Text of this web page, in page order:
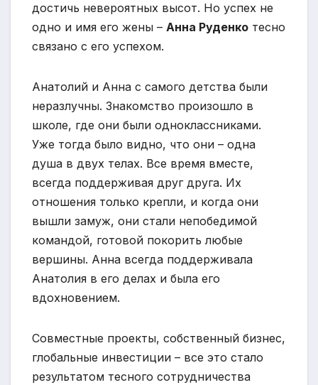
достичь невероятных высот. Но успех не
одно и имя его жены – Анна Руденко тесно
связано с его успехом.
Анатолий и Анна с самого детства были
неразлучны. Знакомство произошло в
школе, где они были одноклассниками.
Уже тогда было видно, что они – одна
душа в двух телах. Все время вместе,
всегда поддерживая друг друга. Их
отношения только крепли, и когда они
вышли замуж, они стали непобедимой
командой, готовой покорить любые
вершины. Анна всегда поддерживала
Анатолия в его делах и была его
вдохновением.
Совместные проекты, собственный бизнес,
глобальные инвестиции – все это стало
результатом тесного сотрудничества